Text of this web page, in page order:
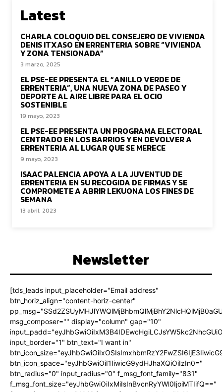
Latest
CHARLA COLOQUIO DEL CONSEJERO DE VIVIENDA
DENIS ITXASO EN ERRENTERIA SOBRE “VIVIENDA
Y ZONA TENSIONADA”
3 marzo, 2025
EL PSE-EE PRESENTA EL “ANILLO VERDE DE
ERRENTERIA”, UNA NUEVA ZONA DE PASEO Y
DEPORTE AL AIRE LIBRE PARA EL OCIO
SOSTENIBLE
19 mayo, 2023
EL PSE-EE PRESENTA UN PROGRAMA ELECTORAL
CENTRADO EN LOS BARRIOS Y EN DEVOLVER A
ERRENTERIA AL LUGAR QUE SE MERECE
9 mayo, 2023
ISAAC PALENCIA APOYA A LA JUVENTUD DE
ERRENTERIA EN SU RECOGIDA DE FIRMAS Y SE
COMPROMETE A ABRIR LEKUONA LOS FINES DE
SEMANA
13 abril, 2023
Newsletter
[tds_leads input_placeholder="Email address"
btn_horiz_align="content-horiz-center"
msg_composer="" display="column" gap="10"
input_border="1" btn_text="I want in"
btn_icon_space="eyJhbGwiOiI1IiwicG9ydHJhaXQiOiIzIn0="
btn_radius="0" input_radius="0" f_msg_font_family="831"
f_msg_font_size="eyJhbGwiOiIxMiIsInBvcnRyYWl0IjoiMTIifQ=="